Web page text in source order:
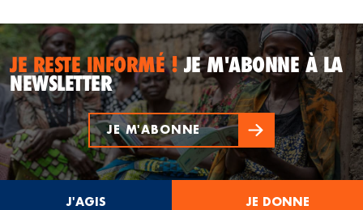
JE RESTE INFORMÉ !JE M'ABONNE À LA
NEWSLETTER
JE M'ABONNE
J'AGIS JE DONNE